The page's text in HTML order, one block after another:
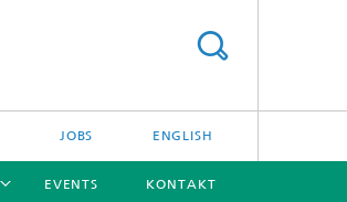
JOBS ENGLISH
EVENTS KONTAKT